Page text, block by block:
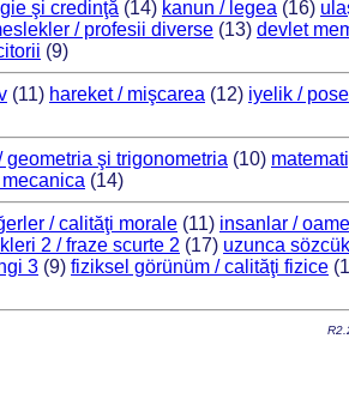
şi credinţă (14) kanun / legea (16)
/ profesii diverse (13) devlet
(9)
(11) hareket / mişcarea (12) iyelik /
şi trigonometria (10)
(14)
/ calităţi morale (11) insanlar /
2 / fraze scurte 2 (17) uzunca
3 (9) fiziksel görünüm / calităţi fizice